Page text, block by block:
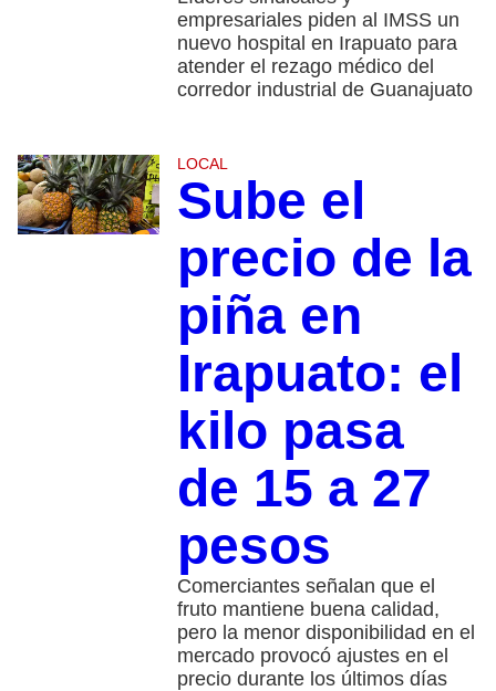
empresariales piden al IMSS un
nuevo hospital en Irapuato para
atender el rezago médico del
corredor industrial de Guanajuato
LOCAL
Sube el
precio de la
piña en
Irapuato: el
kilo pasa
de 15 a 27
pesos
Comerciantes señalan que el
fruto mantiene buena calidad,
pero la menor disponibilidad en el
mercado provocó ajustes en el
precio durante los últimos días